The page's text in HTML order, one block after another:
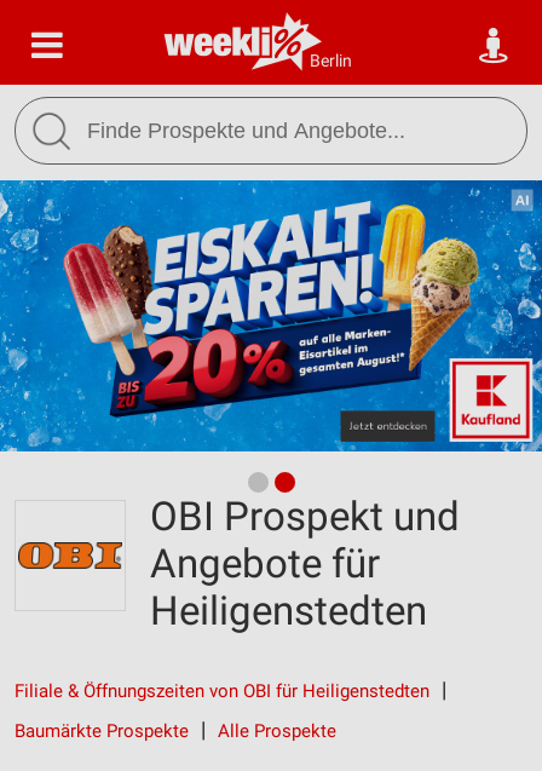
Berlin
OBI Prospekt und
Angebote für
Heiligenstedten
Filiale & Öffnungszeiten von OBI für Heiligenstedten
Baumärkte Prospekte
Alle Prospekte